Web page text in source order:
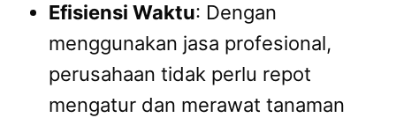
Efisiensi Waktu: Dengan
menggunakan jasa profesional,
perusahaan tidak perlu repot
mengatur dan merawat tanaman